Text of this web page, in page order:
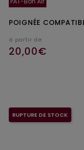
POIGNÉE
à partir de
20,00€
RUPTURE DE STOCK